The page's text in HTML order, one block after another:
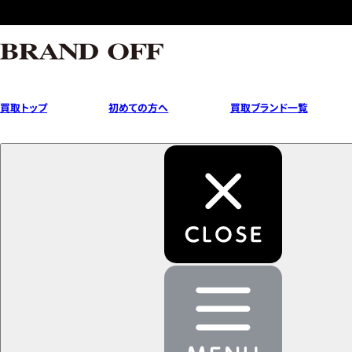
買取トップ 初めての方へ 買取ブランド一覧